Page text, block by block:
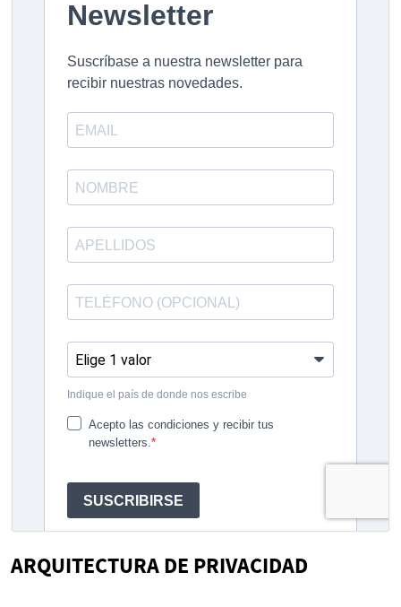
ARQUITECTURA DE PRIVACIDAD